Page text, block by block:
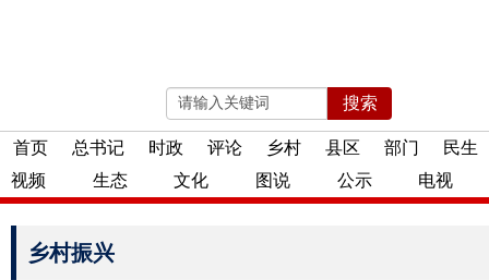
搜索
2026年08月08日 星期六
首页 总书记 时政 评论 乡村 县区 部门
民生
视频
生态 文化 图说 公示 电视
乡村振兴